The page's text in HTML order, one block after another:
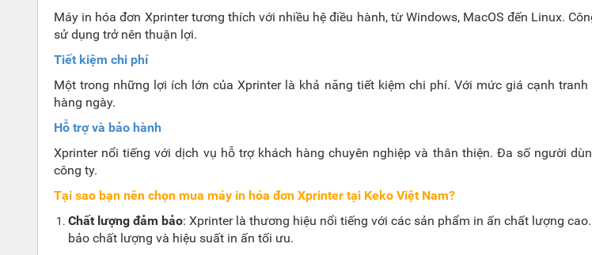
Máy in hóa đơn Xprinter tương thích với nhiều hệ điều hành, từ Windows, MacOS đến Linux.
sử dụng trở nên thuận lợi.
Tiết kiệm chi phí
Một trong những lợi ích lớn của Xprinter là khả năng tiết kiệm chi phí. Với mức giá cạnh
hàng ngày.
Hỗ trợ và bảo hành
Xprinter nổi tiếng với dịch vụ hỗ trợ khách hàng chuyên nghiệp và thân thiện. Đa số người
công ty.
Tại sao bạn nên chọn mua máy in hóa đơn Xprinter tại Keko Việt Nam?
Chất lượng đảm bảo: Xprinter là thương hiệu nổi tiếng với các sản phẩm in ấn chất lượng
bảo chất lượng và hiệu suất in ấn tối ưu.